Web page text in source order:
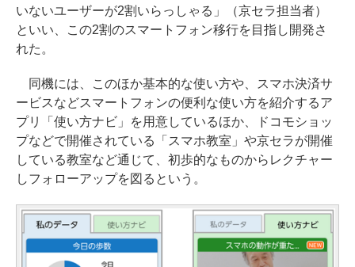
いないユーザーが2割いらっしゃる」（京セラ担当者）
といい、この2割のスマートフォン移行を目指し開発さ
れた。
同機には、このほか基本的な使い方や、スマホ決済サ
ービスなどスマートフォンの便利な使い方を紹介するア
プリ「使い方ナビ」を用意しているほか、ドコモショッ
プなどで開催されている「スマホ教室」や京セラが開催
している教室など通じて、初歩的なものからレクチャー
しフォローアップを図るという。